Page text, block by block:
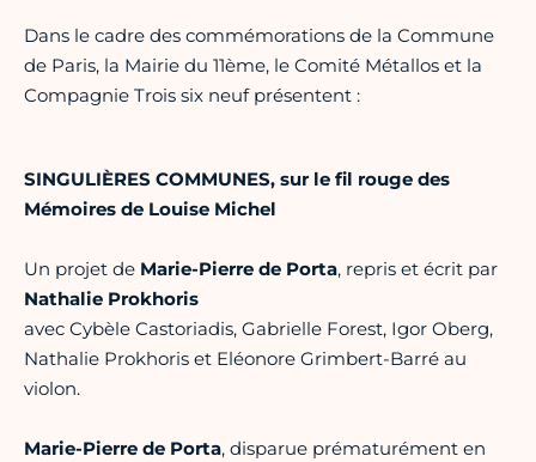
Dans le cadre des commémorations de la Commune
de Paris, la Mairie du 11ème, le Comité Métallos et la
Compagnie Trois six neuf présentent :
SINGULIÈRES COMMUNES, sur le fil rouge des
Mémoires de Louise Michel
Un projet de Marie-Pierre de Porta, repris et écrit par
Nathalie Prokhoris
avec Cybèle Castoriadis, Gabrielle Forest, Igor Oberg,
Nathalie Prokhoris et Eléonore Grimbert-Barré au
violon.
Marie-Pierre de Porta, disparue prématurément en